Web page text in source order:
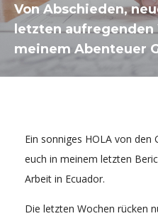
Von Abschieden,
letzten aufregenden
meinem Abenteuer
Ein sonniges HOLA von den
euch in meinem letzten
Arbeit in Ecuador.
Die letzten Wochen rücken